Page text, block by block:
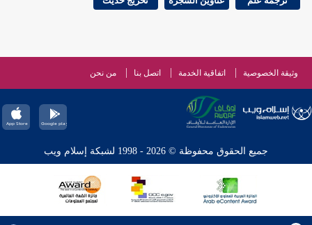
وثيقة الخصوصية اتفاقية الخدمة اتصل بنا من نحن
جميع الحقوق محفوظة © 2026 - 1998 لشبكة إسلام ويب